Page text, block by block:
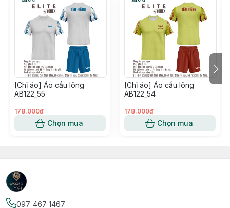
[Chỉ áo] Áo cầu lông
AB122_55
178.000đ
Chọn mua
[Chỉ áo] Áo cầu lông
AB122_54
178.000đ
Chọn mua
097 467 1467